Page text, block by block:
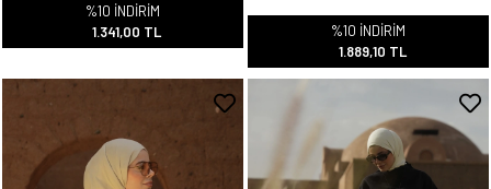
%10 İNDİRİM
1.341,00 TL
%10 İNDİRİM
1.889,10 TL